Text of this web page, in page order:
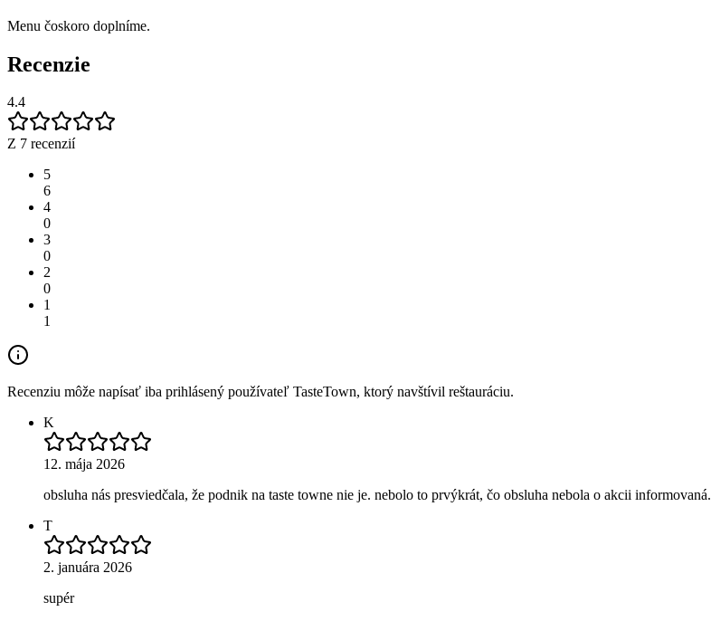
Menu čoskoro doplníme.
Recenzie
4.4
Z 7 recenzií
5
6
4
0
3
0
2
0
1
1
Recenziu môže napísať iba prihlásený používateľ TasteTown, ktorý navštívil reštauráciu.
K
12. mája 2026
obsluha nás presviedčala, že podnik na taste towne nie je. nebolo to prvýkrát, čo obsluha nebola o akcii informovaná.
T
2. januára 2026
supér